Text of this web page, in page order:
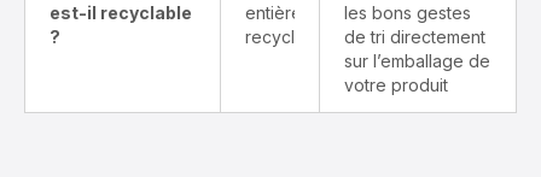
est-il recyclable
?
entièrement
recyclable
les bons gestes
de tri directement
sur l’emballage de
votre produit